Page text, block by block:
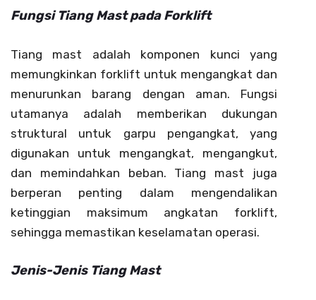
Fungsi Tiang Mast pada Forklift
Tiang mast adalah komponen kunci yang
memungkinkan forklift untuk mengangkat dan
menurunkan barang dengan aman. Fungsi
utamanya adalah memberikan dukungan
struktural untuk garpu pengangkat, yang
digunakan untuk mengangkat, mengangkut,
dan memindahkan beban. Tiang mast juga
berperan penting dalam mengendalikan
ketinggian maksimum angkatan forklift,
sehingga memastikan keselamatan operasi.
Jenis-Jenis Tiang Mast